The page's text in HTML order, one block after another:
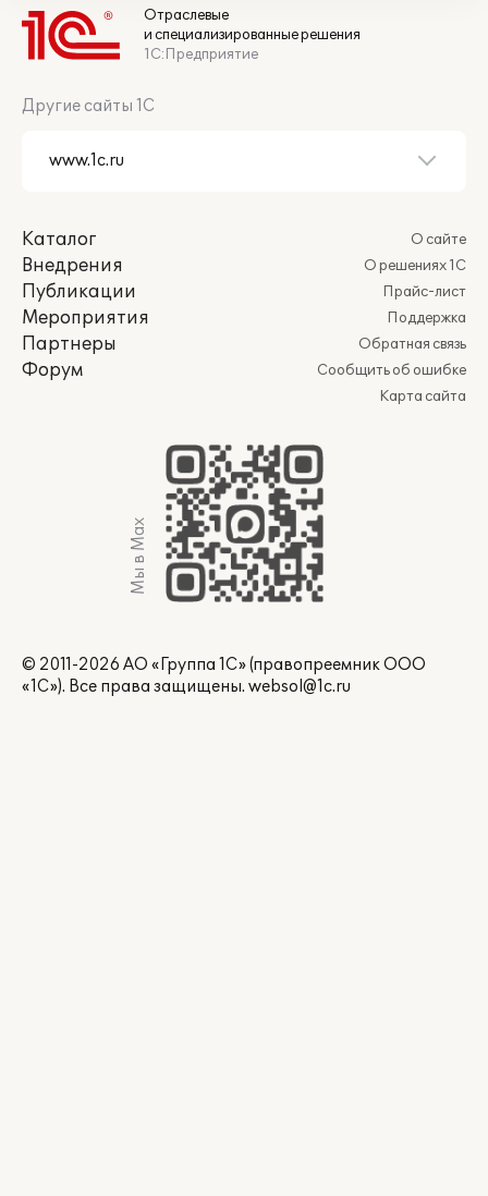
Отраслевые
и специализированные решения
1С:Предприятие
Другие сайты 1С
Каталог
Внедрения
Публикации
Мероприятия
Партнеры
Форум
О сайте
О решениях 1С
Прайс-лист
Поддержка
Обратная связь
Сообщить об ошибке
Карта сайта
Мы в Max
© 2011-2026 АО «Группа 1С» (правопреемник ООО
«1С»). Все права защищены. websol@1c.ru